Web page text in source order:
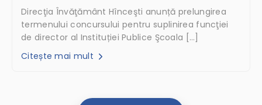
Direcţia Învăţământ Hînceşti anunță prelungirea
termenului concursului pentru suplinirea funcţiei
de director al Instituției Publice Şcoala […]
Citește mai mult